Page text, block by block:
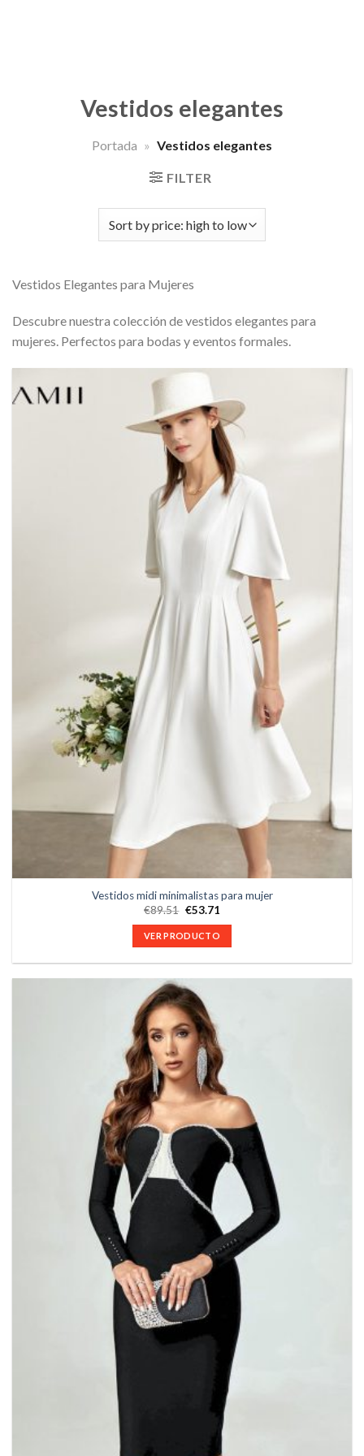
Vestidos elegantes
Portada » Vestidos elegantes
FILTER
Vestidos Elegantes para Mujeres
Descubre nuestra colección de vestidos elegantes para
mujeres. Perfectos para bodas y eventos formales.
Vestidos midi minimalistas para mujer
€89.51 €53.71
VER PRODUCTO